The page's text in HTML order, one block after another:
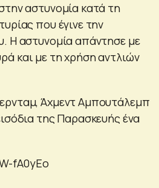
αστυνομία κατά τη
που έγινε την
Η αστυνομία απάντησε με
και με τη χρήση αντλιών
Άχμεντ Αμπουτάλεμπ
της Παρασκευής ένα
fA0yEo